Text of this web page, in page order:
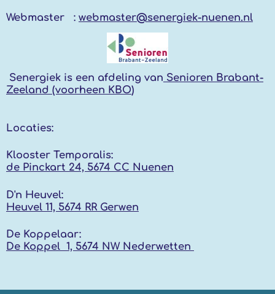
Webmaster : webmaster@senergiek-nuenen.nl
Senergiek is een afdeling van Senioren Brabant-
Zeeland (voorheen KBO)
Locaties:
Klooster Temporalis:
de Pinckart 24, 5674 CC Nuenen
D'n Heuvel:
Heuvel 11, 5674 RR Gerwen
De Koppelaar:
De Koppel 1, 5674 NW Nederwetten